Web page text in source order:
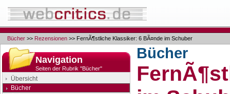
Bücher >> Rezensionen >> FernÃ¶stliche Klassiker: 6 BÃ¤nde im Schuber
Navigation
Seiten der Rubrik "Bücher"
Übersicht
Bücher
Bücher